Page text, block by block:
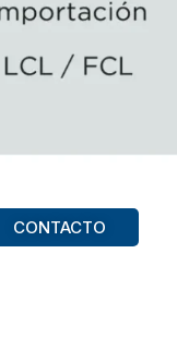
CONTACTO